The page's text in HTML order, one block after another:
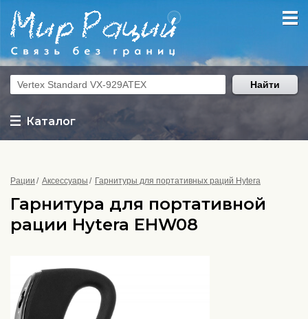
Каталог
Найти
Рации Аксессуары Гарнитуры для портативных раций Hytera
Гарнитура для портативной
рации Hytera EHW08